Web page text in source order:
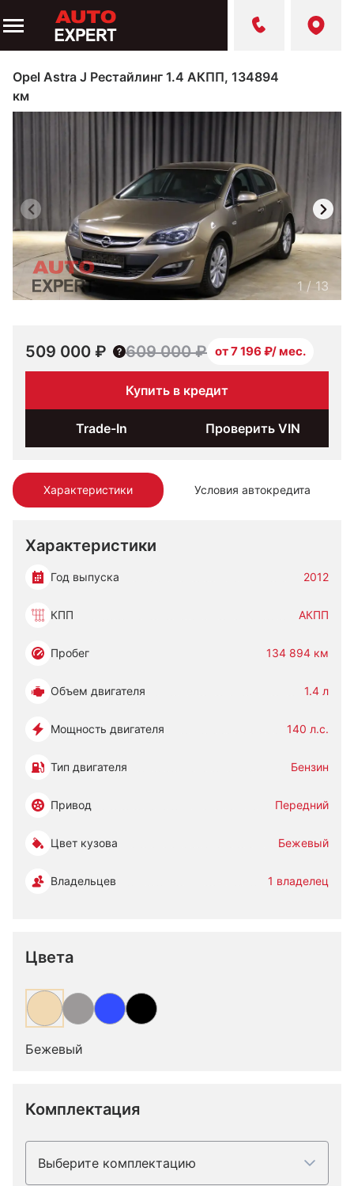
Opel Astra J Рестайлинг 1.4 АКПП, 134894
км
Характеристики Условия автокредита
Характеристики
Год выпуска 2012
КПП АКПП
Пробег 134 894 км
Объем двигателя 1.4 л
Мощность двигателя 140 л.с.
Тип двигателя Бензин
Привод Передний
Цвет кузова Бежевый
Владельцев 1 владелец
Цвета
Бежевый
Комплектация
Выберите комплектацию
1/ 13
509 000 ₽ 609 000 ₽ от 7 196 ₽/ мес.
Купить в кредит
Trade-In Проверить VIN